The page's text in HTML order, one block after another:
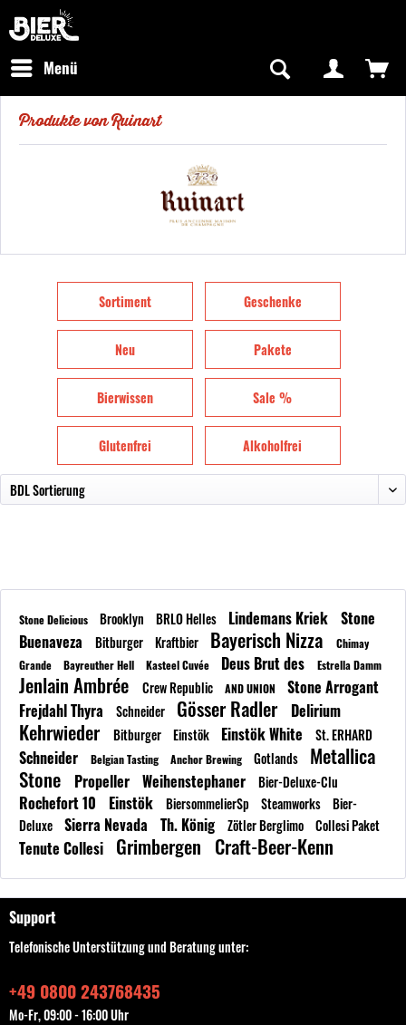
Kostenfreier Versand in Deutschland
Menü
Produkte von Ruinart
Sortiment Geschenke
Neu Pakete
Bierwissen Sale %
Glutenfrei Alkoholfrei
Stone Delicious Brooklyn BRLO Helles Lindemans Kriek Stone
Buenaveza
Bitburger Kraftbier Bayerisch Nizza
Chimay
Grande
Bayreuther Hell Kasteel Cuvée Deus Brut des Estrella Damm
Jenlain Ambrée Crew Republic AND UNION
Stone Arrogant
Frejdahl Thyra
Schneider Gösser Radler Delirium
Kehrwieder Bitburger Einstök Einstök White St. ERHARD
Schneider Belgian Tasting Anchor Brewing Gotlands
Metallica
Stone
Propeller Weihenstephaner Bier-Deluxe-Clu
Rochefort 10 Einstök BiersommelierSp Steamworks
Bier-
Deluxe
Sierra Nevada Th. König Zötler Berglimo Collesi Paket
Tenute Collesi Grimbergen Craft-Beer-Kenn
Support
Telefonische Unterstützung und Beratung unter:
+49 0800 243768435
Mo-Fr, 09:00 - 16:00 Uhr